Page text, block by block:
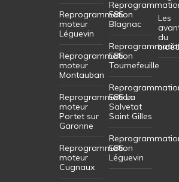
Reprogrammation
moteur
Léguevin
Reprogrammation
moteur
Montauban
Reprogrammation
moteur
Portet sur
Garonne
Reprogrammation
moteur
Cugnaux
E85
Blagnac
E85
Tournefeuille
E85 La
Salvetat
Saint Gilles
E85
Léguevin
Les
du